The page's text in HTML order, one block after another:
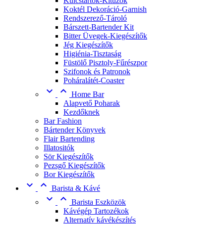
Koktél Dekoráció-Garnish
Rendszerező-Tároló
Bárszett-Bartender Kit
Bitter Üvegek-Kiegészítők
Jég Kiegészítők
Higiénia-Tisztaság
Füstölő Pisztoly-Fűrészpor
Szifonok és Patronok
Poháralátét-Coaster
  Home Bar
Alapvető Poharak
Kezdőknek
Bar Fashion
Bártender Könyvek
Flair Bartending
Illatositók
Sör Kiegészítők
Pezsgő Kiegészítők
Bor Kiegészítők
  Barista & Kávé
  Barista Eszközök
Kávégép Tartozékok
Alternatív kávékészítés